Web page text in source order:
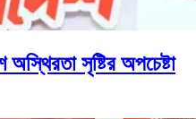
সৃষ্টির অপচেষ্টা